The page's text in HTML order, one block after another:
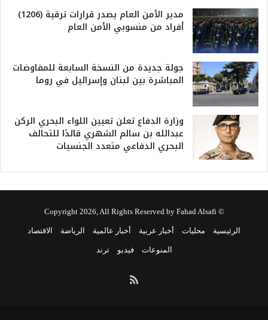
مدير الأمن العام يصدر قرارات ترقية (1206)
أفراد من منسوبي الأمن العام
جولة جديدة من النسخة السابعة للمفاوضات
المباشرة بين لبنان وإسرائيل في روما
وزارة الدفاع تعلن تعيين اللواء البحري الركن
عبدالله بن سالم الشهري قائدًا للتحالف
البحري الدفاعي متعدد الجنسيات
© Copyright 2026, All Rights Reserved by Fahad Alsafi
الرئيسية محليات أخبار عربية أخبار عالمية الرياضة الاقتصاد
المنوعات فيديو ترند